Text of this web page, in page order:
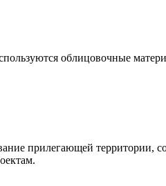
облицовочные
прилегающей территории,